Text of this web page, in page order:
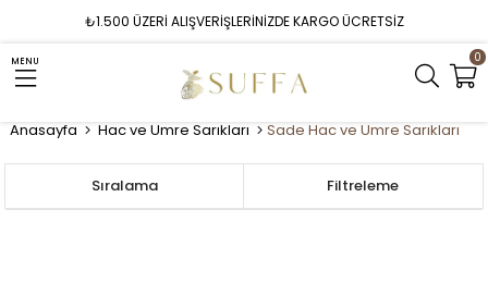
₺1.500 ÜZERİ ALIŞVERİŞLERİNİZDE KARGO ÜCRETSİZ
MENU 0
Anasayfa Hac ve Umre Sarıkları Sade Hac ve Umre Sarıkları
Filtreleme
Sıralama